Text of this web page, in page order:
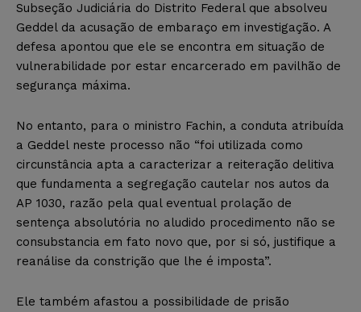
Subseção Judiciária do Distrito Federal que absolveu
Geddel da acusação de embaraço em investigação. A
defesa apontou que ele se encontra em situação de
vulnerabilidade por estar encarcerado em pavilhão de
segurança máxima.
No entanto, para o ministro Fachin, a conduta atribuída
a Geddel neste processo não “foi utilizada como
circunstância apta a caracterizar a reiteração delitiva
que fundamenta a segregação cautelar nos autos da
AP 1030, razão pela qual eventual prolação de
sentença absolutória no aludido procedimento não se
consubstancia em fato novo que, por si só, justifique a
reanálise da constrição que lhe é imposta”.
Ele também afastou a possibilidade de prisão